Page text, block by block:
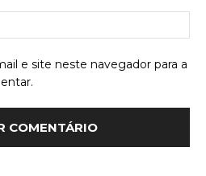
e site neste navegador para a